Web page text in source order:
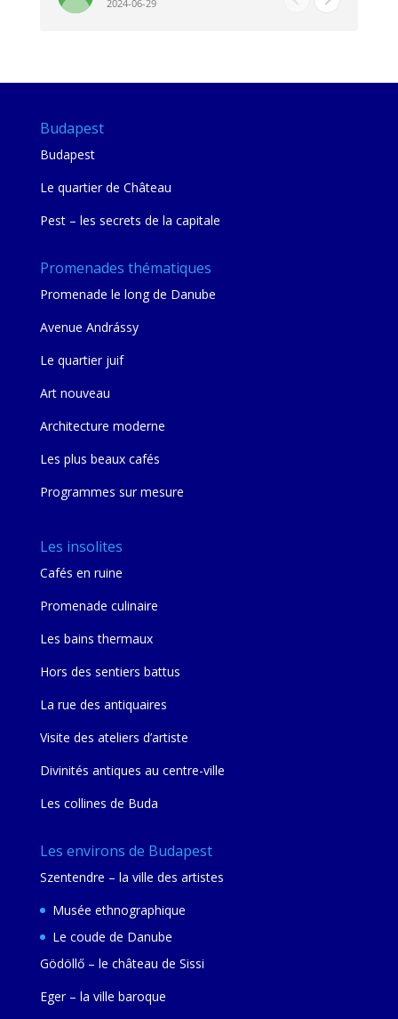
nous étions plus avec une amie qu' une guide
2024-06-29
Budapest
Budapest
Le quartier de Château
Pest – les secrets de la capitale
Promenades thématiques
Promenade le long de Danube
Avenue Andrássy
Le quartier juif
Art nouveau
Architecture moderne
Les plus beaux cafés
Programmes sur mesure
Les insolites
Cafés en ruine
Promenade culinaire
Les bains thermaux
Hors des sentiers battus
La rue des antiquaires
Visite des ateliers d’artiste
Divinités antiques au centre-ville
Les collines de Buda
Les environs de Budapest
Szentendre – la ville des artistes
Musée ethnographique
Le coude de Danube
Gödöllő – le château de Sissi
Eger – la ville baroque